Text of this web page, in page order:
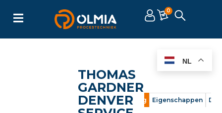
0
THOMAS
GARDNER
DENVER
Omschrijving Eigenschappen
NL